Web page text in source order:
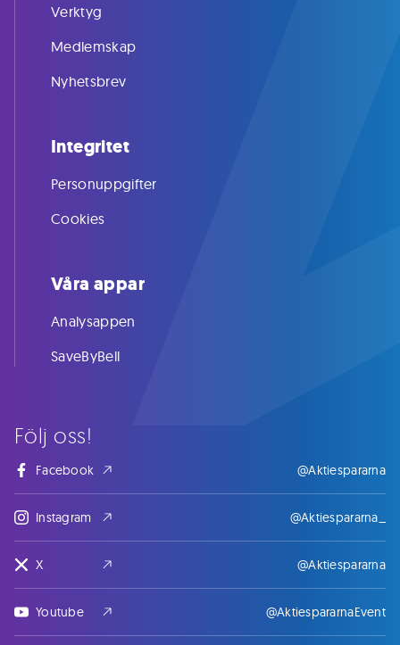
Följ oss!
Facebook @Aktiespararna
Instagram @Aktiespararna_
X @Aktiespararna
Youtube @AktiespararnaEvent
Verktyg
Medlemskap
Nyhetsbrev
Integritet
Personuppgifter
Cookies
Våra appar
Analysappen
SaveByBell